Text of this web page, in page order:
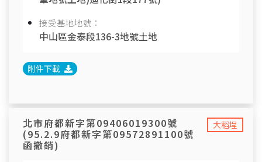
接受基地地號：
中山區金泰段136-3地號土地
附件下載
大稻埕
北市府都新字第09406019300號
(95.2.9府都新字第09572891100號
函撤銷)